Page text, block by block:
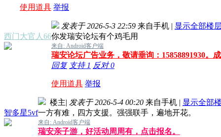
使用道具 举报
西门大官人66
发表于 2026-5-3 22:59 来自手机 | 显示全部楼
你发瑞安论坛有个鸡毛用
来自: Android客户端
瑞安论坛广告业务，敬请垂询：15858891930。
回复 支持 1 反对0
使用道具 举报
智多星5vf
楼主| 发表于 2026-5-4 00:20 来自手机 | 显示全部
一方有难，四方支援。强强联手，遍地开花。
来自: Android客户端
瑞安亲子游，好活动周周有，点击报名。